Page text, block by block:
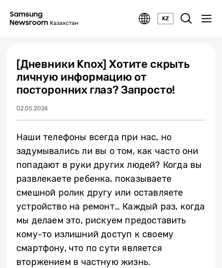
KZ
[Дневники Knox] Хотите скрыть
личную информацию от
посторонних глаз? Запросто!
02.05.2024
Наши телефоны всегда при нас, но
задумывались ли вы о том, как часто они
попадают в руки других людей? Когда вы
развлекаете ребенка, показываете
смешной ролик другу или оставляете
устройство на ремонт… Каждый раз, когда
мы делаем это, рискуем предоставить
кому-то излишний доступ к своему
смартфону, что по сути является
вторжением в частную жизнь.